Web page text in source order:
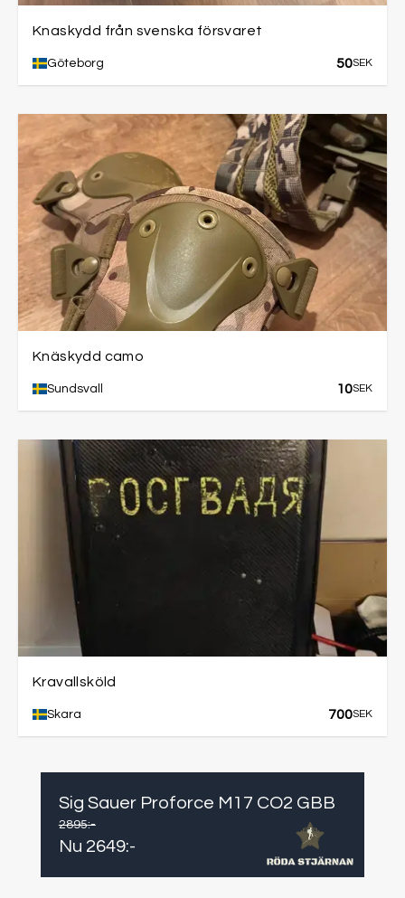
Knaskydd från svenska försvaret
Göteborg 50SEK
Knäskydd camo
Sundsvall 10SEK
Kravallsköld
Skara 700SEK
Sig Sauer Proforce M17 CO2 GBB
2895:-
Nu 2649:-